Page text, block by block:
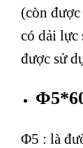
(còn
có dải lực
được sử
Φ5 : là